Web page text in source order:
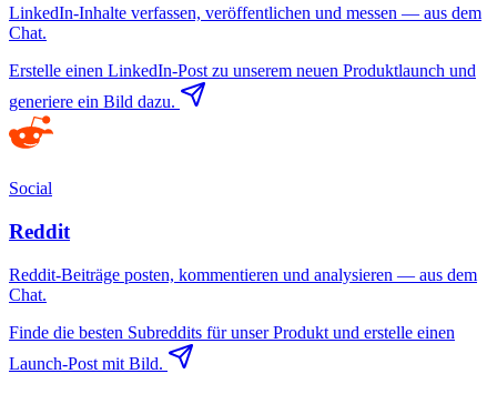
LinkedIn-Inhalte verfassen, veröffentlichen und messen — aus dem
Chat.
Erstelle einen LinkedIn-Post zu unserem neuen Produktlaunch und
generiere ein Bild dazu.
Social
Reddit
Reddit-Beiträge posten, kommentieren und analysieren — aus dem
Chat.
Finde die besten Subreddits für unser Produkt und erstelle einen
Launch-Post mit Bild.